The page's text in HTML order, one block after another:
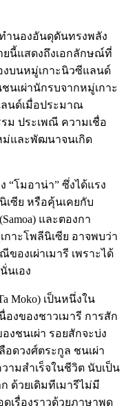
องอันดุดันทรงพลัง
ยนี้แสดงถึงเอกลักษณ์ที่
งบนหมู่เกาะนิวซีแลนด์
ชนเผ่านักรบจากหมู่เกาะ
นด์เมื่อประมาณ
ม ประเพณี ความเชื่อ
ม่และพัฒนาจนเกิด
มอาน่า” ซึ่งได้แรง
ซีย หรือคุ้นเคยกับ
และตองกา
กาะโพลีนิเซีย อาจพบว่า
องเผ่าเมารี เพราะได้
นเอง
เป็นหนึ่งใน
งของชาวเมารี การสัก
งชนเผ่า รอยสักจะบ่ง
ดวงศ์ตระกูล ชนเผ่า
ามสำเร็จในชีวิต นับเป็น
ด้วยเดิมทีเมารีไม่มี
เรื่องราวด้วยภาษาพูด